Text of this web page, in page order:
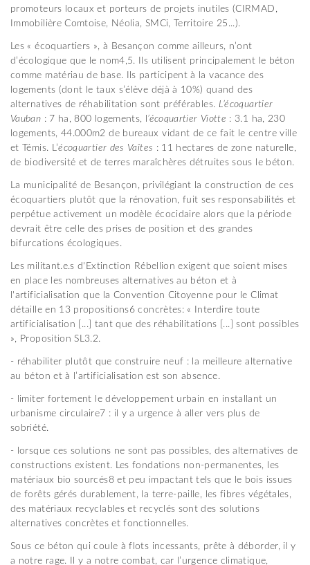
promoteurs locaux et porteurs de projets inutiles (CIRMAD,
Immobilière Comtoise, Néolia, SMCi, Territoire 25...).
Les « écoquartiers », à Besançon comme ailleurs, n’ont
d’écologique que le nom4,5. Ils utilisent principalement le béton
comme matériau de base. Ils participent à la vacance des
logements (dont le taux s’élève déjà à 10%) quand des
alternatives de réhabilitation sont préférables. L’écoquartier
Vauban : 7 ha, 800 logements, l ’écoquartier Viotte : 3.1 ha, 230
logements, 44.000m2 de bureaux vidant de ce fait le centre ville
et Témis. L’écoquartier des Vaîtes : 11 hectares de zone naturelle,
de biodiversité et de terres maraîchères détruites sous le béton.
La municipalité de Besançon, privilégiant la construction de ces
écoquartiers plutôt que la rénovation, fuit ses responsabilités et
perpétue activement un modèle écocidaire alors que la période
devrait être celle des prises de position et des grandes
bifurcations écologiques.
Les militant.e.s d'Extinction Rébellion exigent que soient mises
en place les nombreuses alternatives au béton et à
l'artificialisation que la Convention Citoyenne pour le Climat
détaille en 13 propositions6 concrètes: « Interdire toute
artificialisation [...] tant que des réhabilitations [...] sont possibles
», Proposition SL3.2.
- réhabiliter plutôt que construire neuf : la meilleure alternative
au béton et à l’artificialisation est son absence.
- limiter fortement le développement urbain en installant un
urbanisme circulaire7 : il y a urgence à aller vers plus de
sobriété.
- lorsque ces solutions ne sont pas possibles, des alternatives de
constructions existent. Les fondations non-permanentes, les
matériaux bio sourcés8 et peu impactant tels que le bois issues
de forêts gérés durablement, la terre-paille, les fibres végétales,
des matériaux recyclables et recyclés sont des solutions
alternatives concrètes et fonctionnelles.
Sous ce béton qui coule à flots incessants, prête à déborder, il y
a notre rage. Il y a notre combat, car l’urgence climatique,